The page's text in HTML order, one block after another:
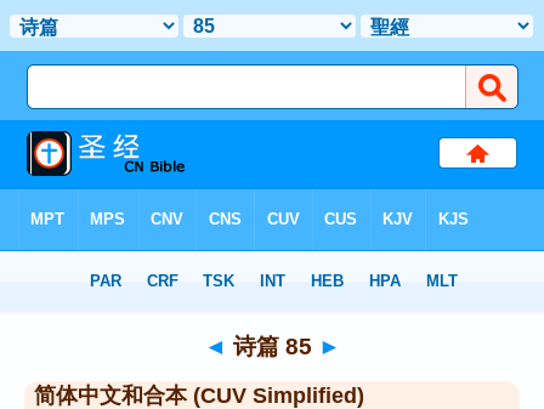
◄ 诗篇 85 ►
简体中文和合本 (CUV Simplified)